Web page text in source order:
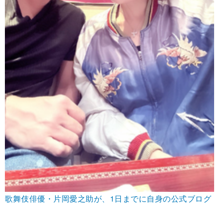
歌舞伎俳優・片岡愛之助が、1日までに自身の公式ブログ